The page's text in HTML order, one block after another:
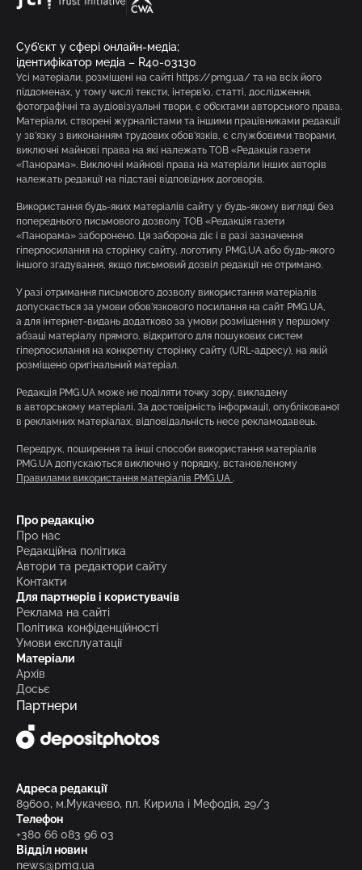
Суб’єкт у сфері онлайн-медіа;
ідентифікатор медіа – R40-03130
Усі матеріали, розміщені на сайті https://pmg.ua/ та на всіх його
піддоменах, у тому числі тексти, інтерв’ю, статті, дослідження,
фотографічні та аудіовізуальні твори, є об’єктами авторського права.
Матеріали, створені журналістами та іншими працівниками редакції
у зв’язку з виконанням трудових обов’язків, є службовими творами,
виключні майнові права на які належать ТОВ «Редакція газети
«Панорама». Виключні майнові права на матеріали інших авторів
належать редакції на підставі відповідних договорів.
Використання будь-яких матеріалів сайту у будь-якому вигляді без
попереднього письмового дозволу ТОВ «Редакція газети
«Панорама» заборонено. Ця заборона діє і в разі зазначення
гіперпосилання на сторінку сайту, логотипу PMG.UA або будь-якого
іншого згадування, якщо письмовий дозвіл редакції не отримано.
У разі отримання письмового дозволу використання матеріалів
допускається за умови обов’язкового посилання на сайт PMG.UA,
а для інтернет-видань додатково за умови розміщення у першому
абзаці матеріалу прямого, відкритого для пошукових систем
гіперпосилання на конкретну сторінку сайту (URL-адресу), на якій
розміщено оригінальний матеріал.
Редакція PMG.UA може не поділяти точку зору, викладену
в авторському матеріалі. За достовірність інформації, опублікованої
в рекламних матеріалах, відповідальність несе рекламодавець.
Передрук, поширення та інші способи використання матеріалів
PMG.UA допускаються виключно у порядку, встановленому
Правилами використання матеріалів PMG.UA .
Про редакцію
Про нас
Редакційна політика
Автори та редактори сайту
Контакти
Для партнерів і користувачів
Реклама на сайті
Політика конфіденційності
Умови експлуатації
Матеріали
Архів
Досьє
Партнери
Адреса редакції
89600, м.Мукачево, пл. Кирила і Мефодія, 29/3
Телефон
+380 66 083 96 03
Відділ новин
news@pmg.ua